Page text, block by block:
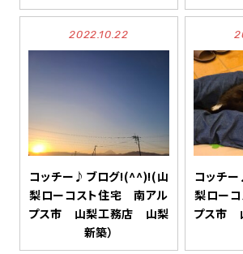
2022.10.22
コッチー♪ブログ!(^^)!(山
梨ローコスト住宅 南アル
プス市 山梨工務店 山梨
新築）
コッチ
梨ロー
プス市